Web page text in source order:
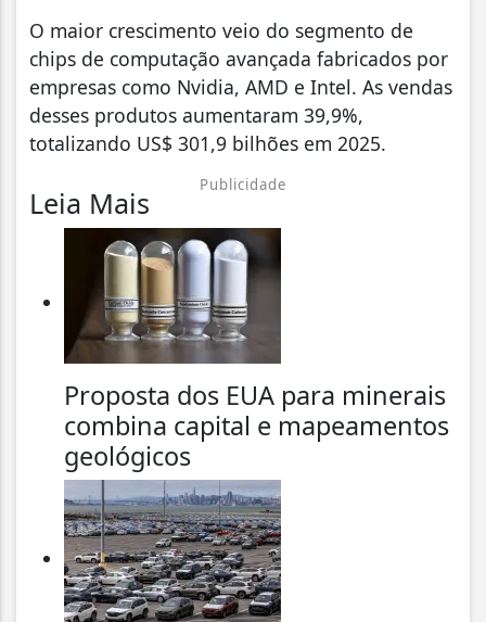
O maior crescimento veio do segmento de
chips de computação avançada fabricados por
empresas como Nvidia, AMD e Intel. As vendas
desses produtos aumentaram 39,9%,
totalizando US$ 301,9 bilhões em 2025.
Publicidade
Leia Mais
Proposta dos EUA para minerais
combina capital e mapeamentos
geológicos